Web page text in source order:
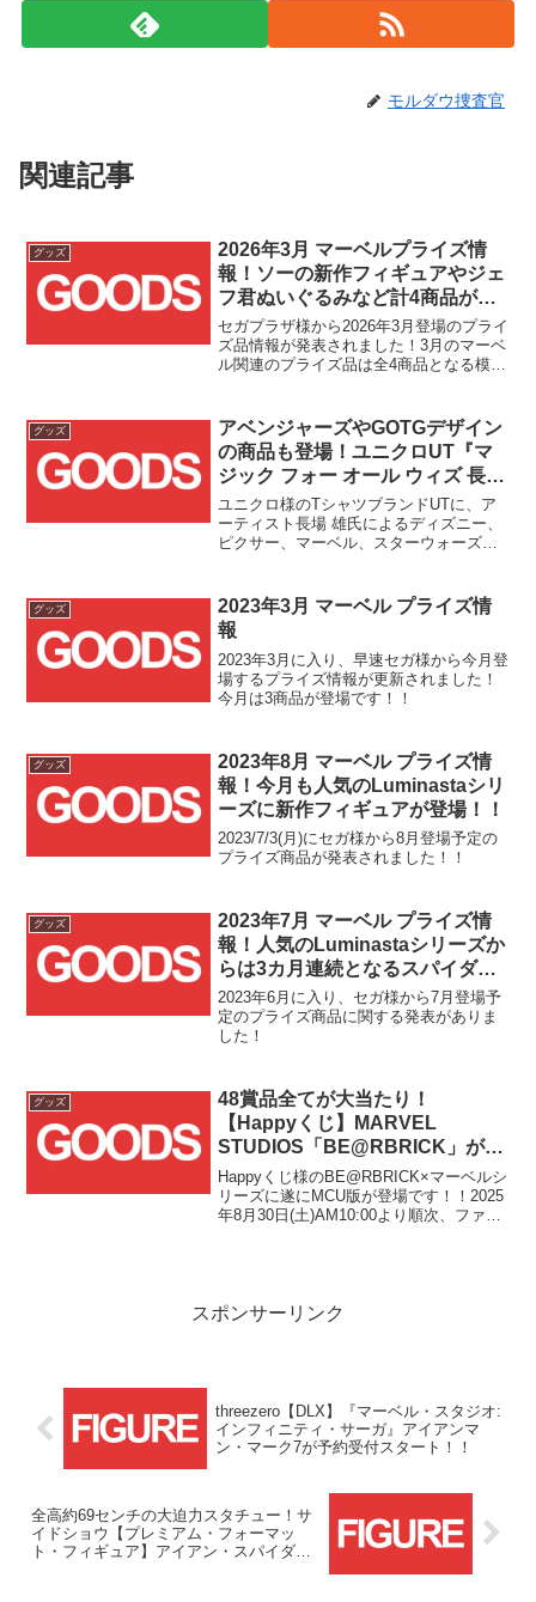
モルダウ捜査官
関連記事
グッズ
2026年3月 マーベルプライズ情
報！ソーの新作フィギュアやジェ
フ君ぬいぐるみなど計4商品が登
場！！
セガプラザ様から2026年3月登場のプライ
ズ品情報が発表されました！3月のマーベ
ル関連のプライズ品は全4商品となる模様
みは、何とジェフ・ザ・ランド・シャー
ク(ジェフ君)...
グッズ
アベンジャーズやGOTGデザイン
の商品も登場！ユニクロUT『マ
ジック フォー オール ウィズ 長場
雄』2024/8/16(金)発売！！
ユニクロ様のTシャツブランドUTに、ア
ーティスト長場 雄氏によるディズニー、
ピクサー、マーベル、スターウォーズ作
雄』が登場です！！
グッズ
2023年3月 マーベル プライズ情
報
2023年3月に入り、早速セガ様から今月登
場するプライズ情報が更新されました！
今月は3商品が登場です！！
グッズ
2023年8月 マーベル プライズ情
報！今月も人気のLuminastaシリ
ーズに新作フィギュアが登場！！
2023/7/3(月)にセガ様から8月登場予定の
プライズ商品が発表されました！！
グッズ
2023年7月 マーベル プライズ情
報！人気のLuminastaシリーズか
らは3カ月連続となるスパイダー
マン関連フィギュアも！！
2023年6月に入り、セガ様から7月登場予
定のプライズ商品に関する発表がありま
した！
グッズ
48賞品全てが大当たり！
【Happyくじ】MARVEL
STUDIOS「BE@RBRICK」が
2025年8月30日(土)より順次発
売！！
Happyくじ様のBE@RBRICK×マーベルシ
リーズに遂にMCU版が登場です！！2025
年8月30日(土)AM10:00より順次、ファミ
スポンサーリンク
threezero【DLX】『マーベル・スタジオ:
インフィニティ・サーガ』アイアンマ
ン・マーク7が予約受付スタート！！
全高約69センチの大迫力スタチュー！サ
イドショウ【プレミアム・フォーマッ
ト・フィギュア】アイアン・スパイダー